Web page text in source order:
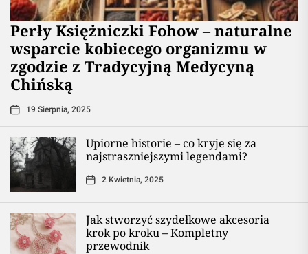
Perły Księżniczki Fohow – naturalne
wsparcie kobiecego organizmu w
zgodzie z Tradycyjną Medycyną
Chińską
19 Sierpnia, 2025
Upiorne historie – co kryje się za
najstraszniejszymi legendami?
2 Kwietnia, 2025
Jak stworzyć szydełkowe akcesoria
krok po kroku – Kompletny
przewodnik